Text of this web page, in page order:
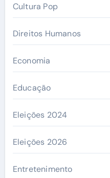
Cultura Pop
Direitos Humanos
Economia
Educação
Eleições 2024
Eleições 2026
Entretenimento